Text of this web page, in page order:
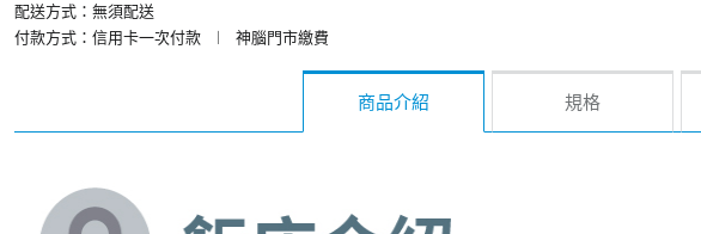
配送方式：無須配送
付款方式：信用卡一次付款
︱ 神腦門市繳費
商品介紹 規格